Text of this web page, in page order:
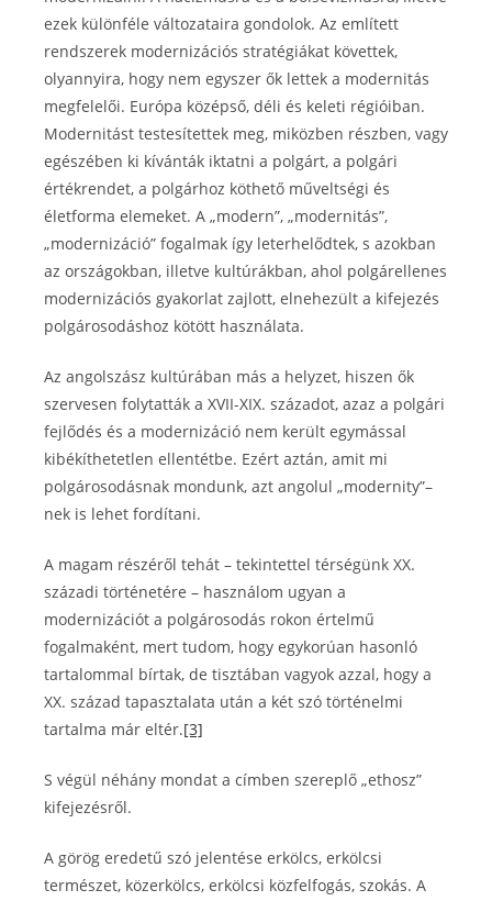
ezek különféle változataira gondolok. Az említett
rendszerek modernizációs stratégiákat követtek,
olyannyira, hogy nem egyszer ők lettek a modernitás
megfelelői. Európa középső, déli és keleti régióiban.
Modernitást testesítettek meg, miközben részben, vagy
egészében ki kívánták iktatni a polgárt, a polgári
értékrendet, a polgárhoz köthető műveltségi és
életforma elemeket. A „modern”, „modernitás”,
„modernizáció” fogalmak így leterhelődtek, s azokban
az országokban, illetve kultúrákban, ahol polgárellenes
modernizációs gyakorlat zajlott, elnehezült a kifejezés
polgárosodáshoz kötött használata.
Az angolszász kultúrában más a helyzet, hiszen ők
szervesen folytatták a XVII-XIX. századot, azaz a polgári
fejlődés és a modernizáció nem került egymással
kibékíthetetlen ellentétbe. Ezért aztán, amit mi
polgárosodásnak mondunk, azt angolul „modernity”–
nek is lehet fordítani.
A magam részéről tehát – tekintettel térségünk XX.
századi történetére – használom ugyan a
modernizációt a polgárosodás rokon értelmű
fogalmaként, mert tudom, hogy egykorúan hasonló
tartalommal bírtak, de tisztában vagyok azzal, hogy a
XX. század tapasztalata után a két szó történelmi
tartalma már eltér.[3]
S végül néhány mondat a címben szereplő „ethosz”
kifejezésről.
A görög eredetű szó jelentése erkölcs, erkölcsi
természet, közerkölcs, erkölcsi közfelfogás, szokás. A